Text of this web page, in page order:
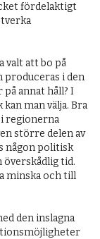
fördelaktigt
valt att bo på
produceras i den
annat håll? I
man välja. Bra
i regionerna
större delen av
någon politisk
överskådlig tid.
min­ska och till
den inslagna